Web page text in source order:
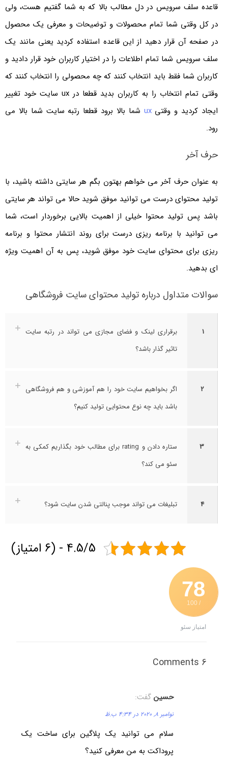
قاعده سلف سرویس در دل مطالب بالا که به شما گفتیم هست، ولی
در کل وقتی شما تمام محصولات و توضیحات و معرفی یک محصول
در صفحه آن قرار دهید از این قاعده استفاده کردید یعنی مانند یک
سلف سرویس شما تمام اطلاعات را در اختیار کاربران خود قرار دادید و
کاربران شما فقط باید انتخاب کنند که چه محصولی را انتخاب کنند که
وقتی تمام انتخاب را به کاربران بدید قطعا در ux سایت خود تغییر
ایجاد کردید و وقتی uxشما بالا برود قطعا رتبه سایت شما بالا می
رود.
حرف آخر
به عنوان حرف آخر می خواهم بهتون بگم هر سایتی داشته باشید، با
تولید محتوای درست می توانید موفق شوید حالا می تواند هر سایتی
باشد پس تولید محتوا خیلی از اهمیت بالایی برخوردار است، شما
می توانید با برنامه ریزی درست برای روند انتشار محتوا و برنامه
ریزی برای محتوای سایت خود موفق شوید، پس به آن اهمیت ویژه
ای بدهید.
سوالات متداول درباره تولید محتوای سایت فروشگاهی
برقراری لینک و فضای مجازی می تواند در رتبه سایت
تاثیر گذار باشد؟
2
اگر بخواهیم سایت خود را هم آموزشی و هم فروشگاهی
باشد باید چه نوع محتوایی تولید کنیم؟
3
ستاره دادن و rating برای مطالب خود بگذاریم کمکی به
سئو می کند؟
4 تبلیغات می تواند موجب پنالتی شدن سایت شود؟
4.5/5 - (6 امتیاز)
78
/ 100
امتیاز سئو
6 Comments
حسین گفت:
نوامبر 8, 2020 در 4:34 ب.ظ
سلام می‌ توانید یک پلاگین برای ساخت یک
پروداکت به من معرفی کنید؟